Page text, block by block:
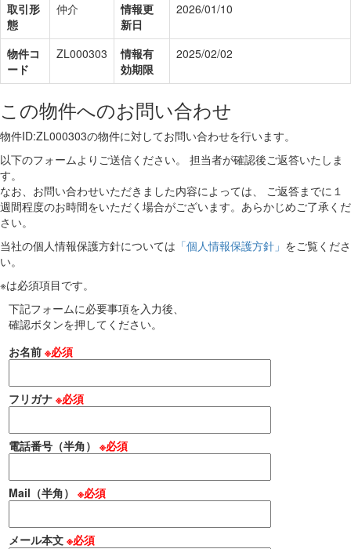
取引形
態
仲介
情報更
新日
2026/01/10
物件コ
ード
ZL000303
情報有
効期限
2025/02/02
この物件へのお問い合わせ
物件ID:ZL000303の物件に対してお問い合わせを行います。
以下のフォームよりご送信ください。 担当者が確認後ご返答いたしま
す。
なお、お問い合わせいただきました内容によっては、 ご返答までに１
週間程度のお時間をいただく場合がございます。あらかじめご了承くだ
さい。
当社の個人情報保護方針については 「個人情報保護方針」 をご覧くださ
い。
※は必須項目です。
下記フォームに必要事項を入力後、
確認ボタンを押してください。
お名前※必須
フリガナ※必須
電話番号（半角）※必須
Mail（半角）※必須
メール本文※必須